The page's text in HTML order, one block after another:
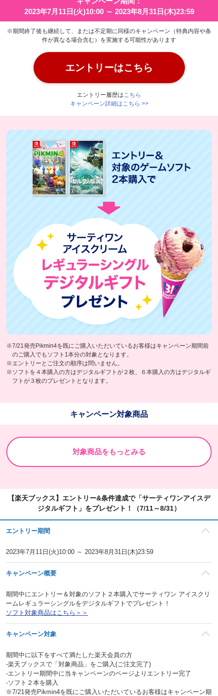
2023年7月11日(火)10:00 ～ 2023年8月31日(木)23:59
※期間終了後も継続して、または不定期に同様のキャンペーン（特典内容や条
件が異なる場合含む）を実施する可能性があります
エントリーはこちら
エントリー履歴はこちら
キャンペーン詳細はこちら >>
※7/21発売Pikmin4を既にご購入いただいているお客様はキャンペーン期間前
のご購入でもソフト1本分の対象となります。
※エントリーとご注文の順序は問いません。
※ソフトを４本購入の方はデジタルギフトが２枚、６本購入の方はデジタルギ
フトが３枚のプレゼントとなります。
キャンペーン対象商品
対象商品をもっとみる
【楽天ブックス】エントリー&条件達成で「サーティワンアイスデ
ジタルギフト」をプレゼント！（7/11～8/31）
エントリー期間
2023年7月11日(火)10:00 ～ 2023年8月31日(木)23:59
キャンペーン概要
期間中にエントリー＆対象のソフト２本購入でサーティワン アイスクリ
ームレギュラーシングルをデジタルギフトでプレゼント！
ソフト対象商品はこちら＞＞
キャンペーン対象
期間中に以下をすべて満たした楽天会員の方
‐楽天ブックスで「対象商品」をご購入(ご注文完了)
‐エントリー期間中に当キャンペーンのページよりエントリー完了
‐ソフト２本を購入
※7/21発売Pikmin4を既にご購入いただいているお客様はキャンペーン期